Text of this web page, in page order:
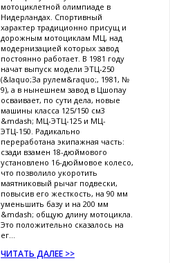
мотоциклетной олимпиаде в
Нидерландах. Спортивный
характер традиционно присущ и
дорожным мотоциклам МЦ, над
модернизацией которых завод
постоянно работает. В 1981 году
начат выпуск модели ЭТЦ-250
(&laquo;За рулем&raquo;, 1981, №
9), а в нынешнем завод в Цшопау
осваивает, по сути дела, новые
машины класса 125/150 см3
&mdash; МЦ-ЭТЦ-125 и МЦ-
ЭТЦ-150. Радикально
переработана экипажная часть:
сзади взамен 18-дюймового
установлено 16-дюймовое колесо,
что позволило укоротить
маятниковый рычаг подвески,
повысив его жесткость, на 90 мм
уменьшить базу и на 200 мм
&mdash; общую длину мотоцикла.
Это положительно сказалось на
ег...
ЧИТАТЬ ДАЛЕЕ >>